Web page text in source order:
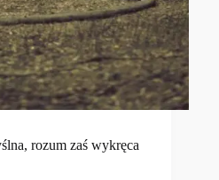
rozum zaś wykręca